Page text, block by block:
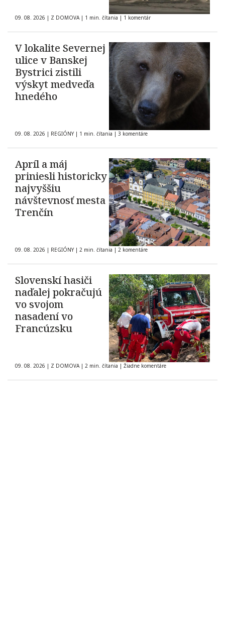
09. 08. 2026 | Z DOMOVA | 1 min. čítania | 1 komentár
V lokalite Severnej
ulice v Banskej
Bystrici zistili
výskyt medveďa
hnedého
09. 08. 2026 | REGIÓNY | 1 min. čítania | 3 komentáre
Apríl a máj
priniesli historicky
najvyššiu
návštevnosť mesta
Trenčín
09. 08. 2026 | REGIÓNY | 2 min. čítania | 2 komentáre
Slovenskí hasiči
naďalej pokračujú
vo svojom
nasadení vo
Francúzsku
09. 08. 2026 | Z DOMOVA | 2 min. čítania | Žiadne komentáre